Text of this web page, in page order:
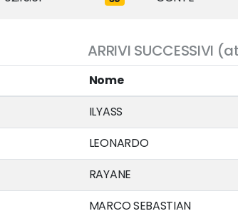
ARRIVI
Nome
ILYASS
LEONARDO
RAYANE
MARCO SEBASTIAN